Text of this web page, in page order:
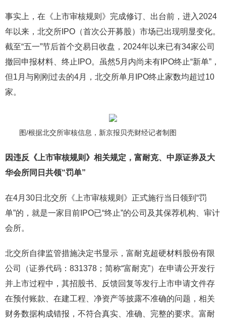
事实上，在《上市审核规则》完成修订、出台前，进入2024
年以来，北交所IPO（首次公开募股）市场已出现明显变化。
截至“五一”节后首个交易日收盘，2024年以来已有34家公司
撤回申报材料、终止IPO。虽然5月内尚未有IPO终止“新单”，
但1月与刚刚过去的4月，北交所单月IPO终止家数均超过10
家。
图/根据北交所审核信息，新京报贝壳财经记者制图
因违反《上市审核规则》相关规定，富耐克、中原证券及大
华会所同日共领“罚单”
在4月30日北交所《上市审核规则》正式施行当日领到“罚
单”的，就是一家目前IPO已“终止”的公司及其保荐机构、审计
会所。
北交所自律监管措施决定书显示，富耐克超硬材料股份有限
公司（证券代码：831378；简称“富耐克”）在申请公开发行
并上市过程中，其招股书、反馈回复等发行上市申请文件存
在预付账款、在建工程、净资产等披露不准确的问题，相关
财务数据构成错报，不符合真实、准确、完整的要求。富耐